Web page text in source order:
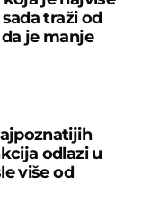
traži od
je manje
odlazi u
više od